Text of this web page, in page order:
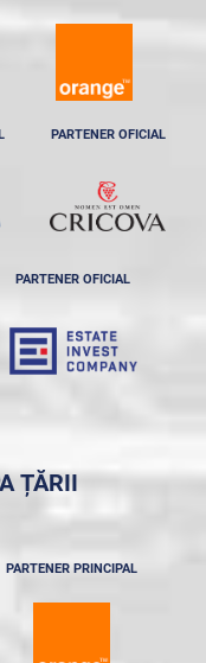
PARTENER OFICIAL
PARTENER OFICIAL
ȚĂRII
PARTENER PRINCIPAL